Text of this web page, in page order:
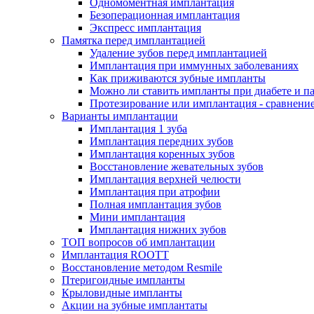
Одномоментная имплантация
Безоперационная имплантация
Экспресс имплантация
Памятка перед имплантацией
Удаление зубов перед имплантацией
Имплантация при иммунных заболеваниях
Как приживаются зубные импланты
Можно ли ставить импланты при диабете и
Протезирование или имплантация -
Варианты имплантации
Имплантация 1 зуба
Имплантация передних зубов
Имплантация коренных зубов
Восстановление жевательных зубов
Имплантация верхней челюсти
Имплантация при атрофии
Полная имплантация зубов
Мини имплантация
Имплантация нижних зубов
ТОП вопросов об имплантации
Имплантация ROOTT
Восстановление методом Resmile
Птеригоидные импланты
Крыловидные импланты
Акции на зубные имплантаты